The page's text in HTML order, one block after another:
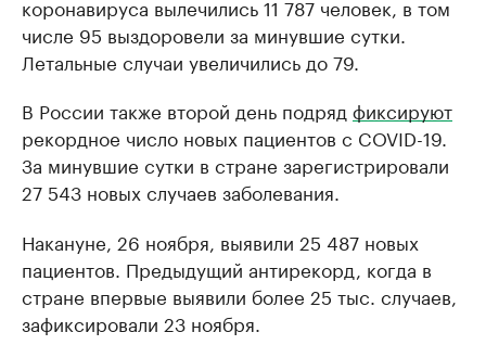
коронавируса вылечились 11 787 человек, в том
числе 95 выздоровели за минувшие сутки.
Летальные случаи увеличились до 79.
В России также второй день подряд фиксируют
рекордное число новых пациентов с COVID-19.
За минувшие сутки в стране зарегистрировали
27 543 новых случаев заболевания.
Накануне, 26 ноября, выявили 25 487 новых
пациентов. Предыдущий антирекорд, когда в
стране впервые выявили более 25 тыс. случаев,
зафиксировали 23 ноября.